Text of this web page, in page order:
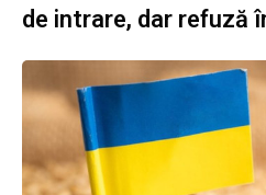
de intrare, dar refuză